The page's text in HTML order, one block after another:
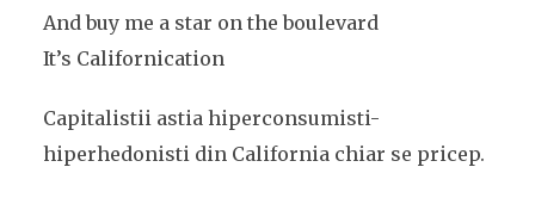
And buy me a star on the boulevard
It’s Californication
Capitalistii astia hiperconsumisti-
hiperhedonisti din California chiar se pricep.